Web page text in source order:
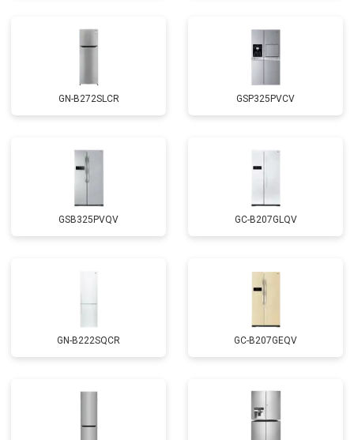
GN-B272SLCR GSP325PVCV
GSB325PVQV GC-B207GLQV
GN-B222SQCR GC-B207GEQV